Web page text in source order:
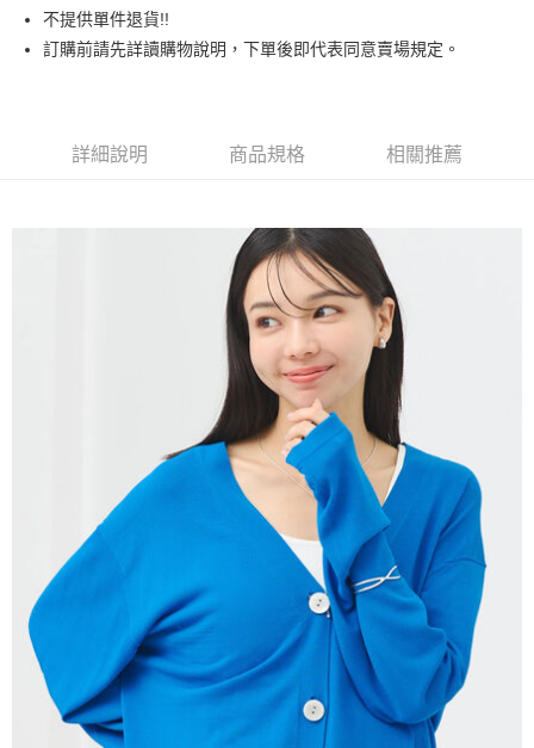
元大商業銀行
玉山商業銀行
星展（台灣）商業銀行
悠遊付
相關說明
【大哥付你分期使用說明】
流程，驗證手機門號後，選擇欲分期的期數、繳款截止日，確認付款後即完
3.實際核准額度、可分期數及費用金額請依後續交易確認頁面所載為準。
4.訂單成立30分鐘內，如未前往確認交易或遇審核未通過，訂單將自動取
消。如遇「轉專審核」未通過狀況，表示未達大哥付你分期系統評分，恕無
1.分期款項不併入電信帳單，「大哥付你分期」於每月結算日後寄送繳費提
2.透過簡訊連結打開帳單後，可選擇「超商條碼／台灣大直營門市／銀行轉
帳／街口支付／iPASS MONEY」等通路繳費。
1.本服務係由「台灣大哥大股份有限公司」（以下簡稱本公司）所提供，讓
用戶於交易時，得透過本服務購買商品或服務，並由商店將買賣／分期付款
買賣價金債權讓與本公司後，依約使用本公司帳單繳交帳款。
2.基於同意付款使用「大哥付你分期」之契約關係目的，商店將以您的個人
資料（包含姓名、電話或地址）提供予台灣大哥大進項蒐集、處理及利用，
由本公司與您本人進行分期帳單所需資料之確認、核對及更正。
3.完整用戶服務條款，請詳閱以下連結：https://oppay.tw/userRule
AFTEE先享後付是「在收到商品之後才付款」的支付方式。 讓您購物簡單
１．簡單：不需註冊會員、不需綁卡、不需儲值。
２．便利：只要手機號碼，簡訊認證，即可結帳。
３．安心：先確認商品／服務後，再付款。
【「AFTEE先享後付」結帳流程】
１．於結帳方式選擇「AFTEE先享後付」後，將跳轉至「AFTEE先享後付」
結帳頁面，進行簡訊認證並確認金額後，即可完成結帳。
２．訂單成立數日內，您將收到繳費通知簡訊。
３．收到繳費通知簡訊後14天內，點擊此簡訊中的連結，可透過四大超商／
ATM／網路銀行／等多元方式進行付款，方視為交易完成。
※ 請注意：結帳手續完成當下不需立刻繳費，但若您需要取消訂單，請聯絡
購買商品的店家。未經商家同意取消之訂單仍視為有效，需透過AFTEE先享
後付繳納相關費用。
※ 交易是否成功請以「AFTEE先享後付 」之結帳頁面顯示為準，若有關於
是否繳費成功／繳費後需取消欲退款等相關疑問，請聯繫「AFTEE先享後付
客戶支援中心」
https://netprotections.freshdesk.com/support/home
【注意事項】
１．透過由恩沛科技股份有限公司提供之「AFTEE先享後付」服務完成之交
易，需依本服務之必要範圍內提供個人資料，並將交易相關給付款項請求債
權轉讓予恩沛科技股份有限公司。
每筆NT$60，滿NT$388(含以上)免運費
每筆NT$60，滿NT$388(含以上)免運費
萊爾富取貨付款
每筆NT$60，滿NT$888(含以上)免運費
萊爾富純取貨
每筆NT$60，滿NT$888(含以上)免運費
7-11取貨付款
每筆NT$60，滿NT$888(含以上)免運費
7-11純取貨
不提供單件退貨!!
訂購前請先詳讀購物說明，下單後即代表同意賣場規定。
詳細說明 商品規格 相關推薦